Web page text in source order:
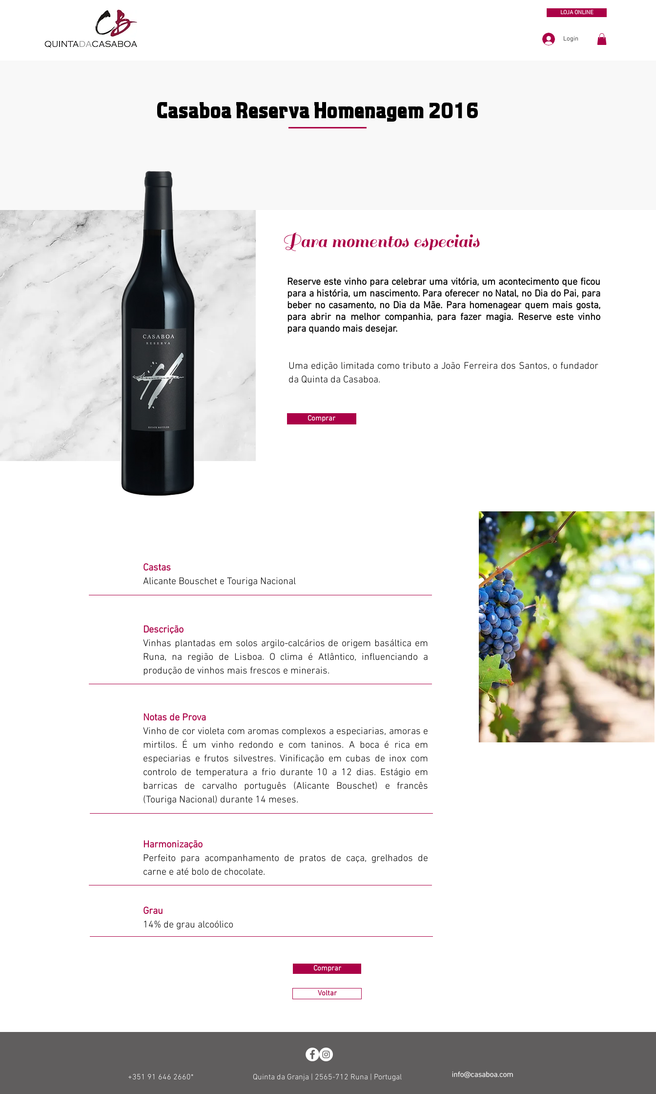
LOJA ONLINE
Login
Para momentos especiais
Reserve este vinho para celebrar uma vitória, um acontecimento que ficou
para a história, um nascimento. Para oferecer no Natal, no Dia do Pai, para
beber no casamento, no Dia da Mãe. Para homenagear quem mais gosta,
para abrir na melhor companhia, para fazer magia. Reserve este vinho
para quando mais desejar.
Uma edição limitada como tributo a João Ferreira dos Santos, o fundador
da Quinta da Casaboa.
Comprar
Casaboa Reserva Homenagem 2016
Castas
Alicante Bouschet e Touriga Nacional
Descrição
Vinhas plantadas em solos argilo-calcários de origem basáltica em
Runa, na região de Lisboa. O clima é Atlântico, influenciando a
produção de vinhos mais frescos e minerais.
Notas de Prova
Vinho de cor violeta com aromas complexos a especiarias, amoras e
mirtilos. É um vinho redondo e com taninos. A boca é rica em
especiarias e frutos silvestres. Vinificação em cubas de inox com
controlo de temperatura a frio durante 10 a 12 dias. Estágio em
barricas de carvalho português (Alicante Bouschet) e francês
(Touriga Nacional) durante 14 meses.
Harmonização
Perfeito para acompanhamento de pratos de caça, grelhados de
carne e até bolo de chocolate.
Grau
14% de grau alcoólico
Comprar
Voltar
+351 91 646 2660* Quinta da Granja | 2565-712 Runa | Portugal